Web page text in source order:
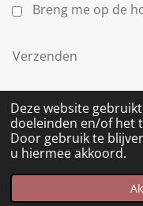
Deze website
doeleinden en/of het
Door gebruik te
u hiermee akkoord.
Breng me op de
Verzenden